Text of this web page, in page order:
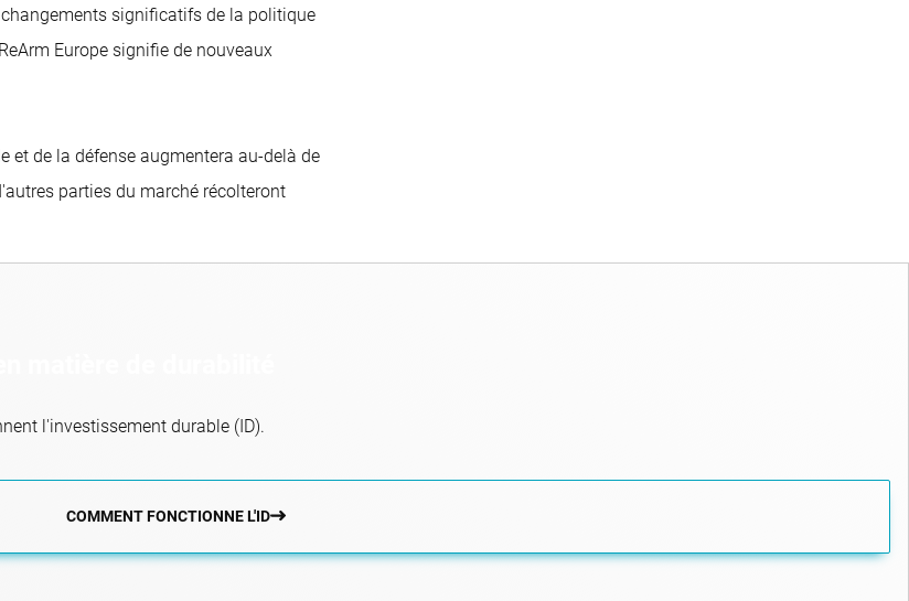
significatifs de la politique
Europe signifie de nouveaux
et de la défense augmentera au-delà de
parties du marché récolteront
l'investissement durable (ID).
COMMENT FONCTIONNE L'ID